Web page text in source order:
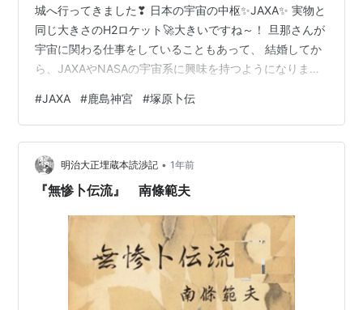
城へ行ってきました❣ 日本の宇宙の中枢✨JAXA✨ 実物と
同じ大きさのH2ロケット🚀大きいですね～！ 旦那さんが
宇宙に関わる仕事をしていることもあって、 結婚してか
ら、JAXAやNASAの宇宙系に興味を持つようになりまし
と思っていたJAXA✨ 展示スペースは無料ということもあ
って、たくさん人が来ていました。 衛星などの進化がわ
かる展示もあって、 私たちの生活に影響しているんだな
～と実感。 宇宙ステーションのレプリカもあり、 「こん
な狭いところで、生活するなんて私にはムリだ・・・！
#JAXA #鹿島神宮 #塚原卜伝
明治大正埋蔵本読渉記 • 1年前
『無惨卜伝流』 南條範夫